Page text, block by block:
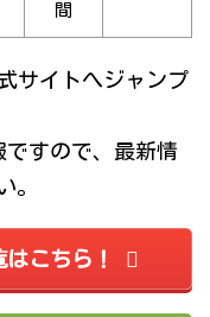
間
サイトへジャンプ
すので、最新情
。
こちら！